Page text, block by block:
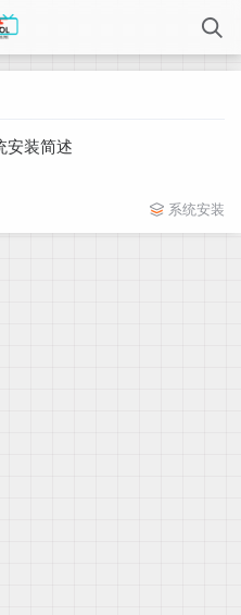
安装简述
系统安装